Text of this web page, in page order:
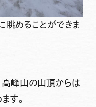
めることができま
峰山の山頂からは
す。